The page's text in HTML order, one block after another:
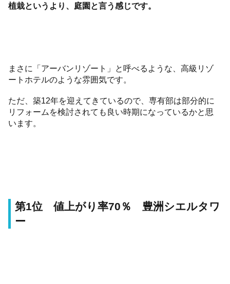
植栽というより、庭園と言う感じです。
まさに「アーバンリゾート」と呼べるような、高級リゾ
ートホテルのような雰囲気です。
ただ、築12年を迎えてきているので、専有部は部分的に
リフォームを検討されても良い時期になっているかと思
います。
第1位 値上がり率70％ 豊洲シエルタワ
ー